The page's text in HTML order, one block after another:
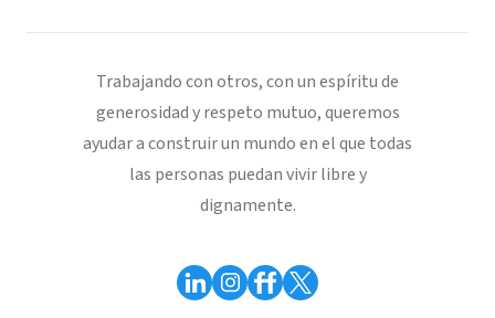
Trabajando con otros, con un espíritu de
generosidad y respeto mutuo, queremos
ayudar a construir un mundo en el que todas
las personas puedan vivir libre y
dignamente.